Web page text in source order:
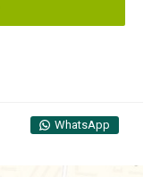
WhatsApp